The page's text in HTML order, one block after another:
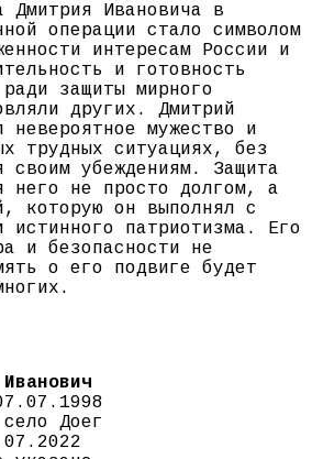
Дмитрия Ивановича в
операции стало символом
интересам России и
и готовность
защиты мирного
других. Дмитрий
невероятное мужество и
трудных ситуациях, без
своим убеждениям. Защита
него не просто долгом, а
которую он выполнял с
истинного патриотизма. Его
и безопасности не
о его подвиге будет
Доег